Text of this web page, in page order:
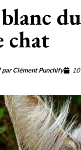
chat
par Clément Punchify